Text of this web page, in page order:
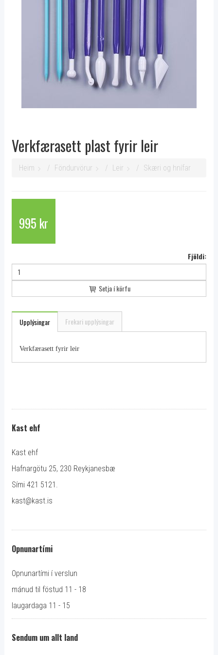
Verkfærasett plast fyrir leir
Heim Föndurvörur Leir Skæri og hnífar
995 kr
Fjöldi:
Setja í körfu
Upplýsingar Frekari upplýsingar
Verkfærasett fyrir leir
Kast ehf
Kast ehf
Hafnargötu 25, 230 Reykjanesbæ
Sími 421 5121.
kast@kast.is
Opnunartími
Opnunartími í verslun
mánud til föstud 11 - 18
laugardaga 11 - 15
Sendum um allt land